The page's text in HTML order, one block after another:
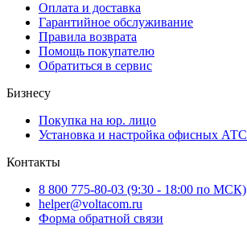
Оплата и доставка
Гарантийное обслуживание
Правила возврата
Помощь покупателю
Обратиться в сервис
Бизнесу
Покупка на юр. лицо
Установка и настройка офисных АТС
Контакты
8 800 775-80-03 (9:30 - 18:00 по МСК)
helper@voltacom.ru
Форма обратной связи